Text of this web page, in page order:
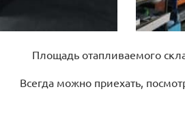
Площадь отапливаемого
Всегда можно приехать,